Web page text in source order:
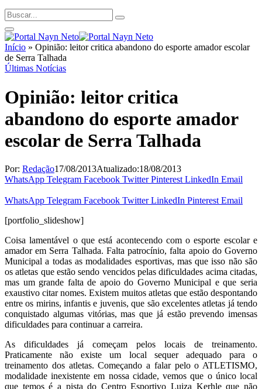
Início » Opinião: leitor critica abandono do esporte amador escolar
de Serra Talhada
Últimas Notícias
Opinião: leitor critica
abandono do esporte amador
escolar de Serra Talhada
Por: Redação17/08/2013Atualizado:18/08/2013
WhatsApp Telegram Facebook Twitter Pinterest LinkedIn Email
WhatsApp Telegram Facebook Twitter LinkedIn Pinterest Email
[portfolio_slideshow]
Coisa lamentável o que está acontecendo com o esporte escolar e
amador em Serra Talhada. Falta patrocínio, falta apoio do Governo
Municipal a todas as modalidades esportivas, mas que isso não são
os atletas que estão sendo vencidos pelas dificuldades acima citadas,
mas um grande falta de apoio do Governo Municipal e que seria
exaustivo citar nomes. Existem muitos atletas que estão despontando
entre os mirins, infantis e juvenis, que são excelentes atletas já tendo
conquistado algumas vitórias, mas que já estão prevendo imensas
dificuldades para continuar a carreira.
As dificuldades já começam pelos locais de treinamento.
Praticamente não existe um local sequer adequado para o
treinamento dos atletas. Começando a falar pelo o ATLETISMO,
modalidade inexistente em nossa cidade, vemos que o único local
que temos é a pista do Centro Esportivo Luiza Kerhle que não